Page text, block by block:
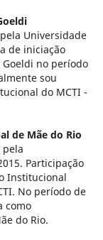
Universidade
de iniciação
Goeldi no período
sou
do MCTI -
de Mãe do Rio
Participação
Institucional
No período de
como
do Rio.